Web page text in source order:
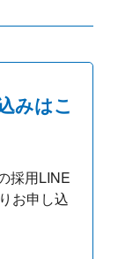
みはこ
採用LINE
お申し込